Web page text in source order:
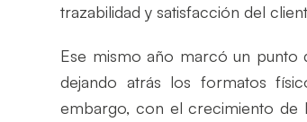
trazabilidad y satisfacción del
Ese mismo año marcó un punto
dejando atrás los formatos
embargo, con el crecimiento de